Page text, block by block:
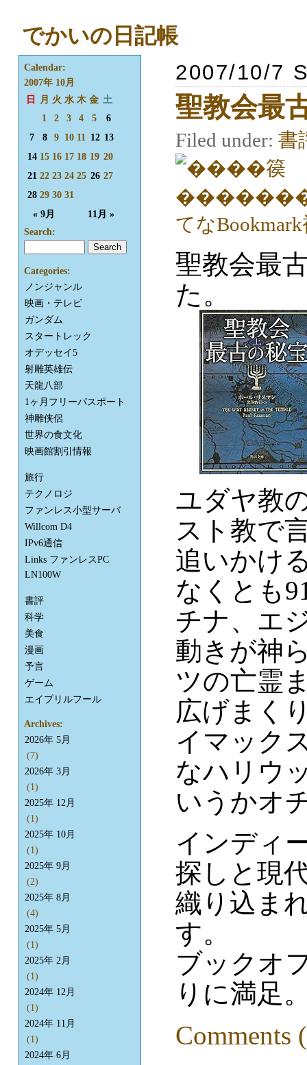
でかいの日記帳
2007/10/7
聖教会最
Filed under: 書
聖教会最
た。
ユダヤ教
スト教で
追いかけ
なくとも
チナ、エ
動きが神
ツの亡霊
広げまく
イマック
なハリウ
いうかオ
インディ
探しと現
織り込ま
す。
ブックオ
りに満足
Comments
Calendar:
2007年 10月
日
月 火 水 木 金 土
« 9月 11月 »
1 2 3 4 5
6
7
8 9 10 11 12 13
14 15 16 17 18 19 20
21 22 23 24 25 26 27
28 29 30 31
Search:
Categories:
ノンジャンル
映画・テレビ
ガンダム
スタートレック
オデッセイ5
射雕英雄伝
天龍八部
1ヶ月フリーパスポート
神雕侠侶
世界の食文化
映画館割引情報
旅行
テクノロジ
ファンレス小型サーバ
Willcom D4
IPv6通信
Links ファンレスPC
LN100W
書評
科学
美食
漫画
予言
ゲーム
エイプリルフール
Archives:
2026年 5月
(7)
2026年 3月
(1)
2025年 12月
(1)
2025年 10月
(1)
2025年 9月
(2)
2025年 8月
(4)
2025年 5月
(1)
2025年 2月
(1)
2024年 12月
(1)
2024年 11月
(1)
2024年 6月